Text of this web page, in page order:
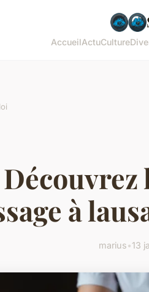
AccueilActuCulture
Découvrez
à
marius•13